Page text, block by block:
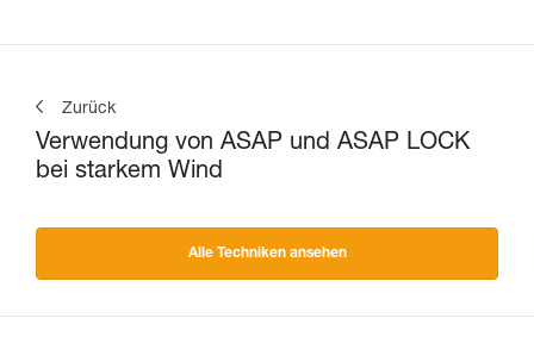
Zurück
Verwendung von ASAP und ASAP LOCK
bei starkem Wind
Alle Techniken ansehen